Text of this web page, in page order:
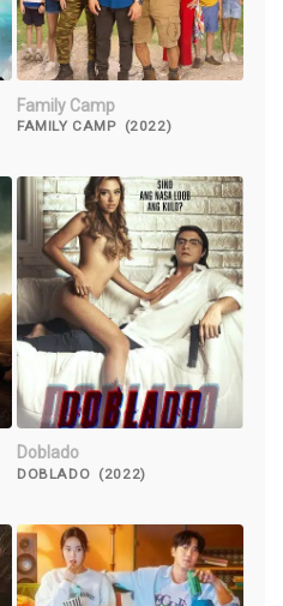
Family Camp
FAMILY CAMP (2022)
Doblado
DOBLADO (2022)